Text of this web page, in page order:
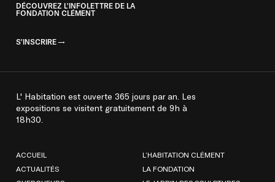
DÉCOUVREZ L'INFOLETTRE DE LA
FONDATION CLÉMENT
S'INSCRIRE
L' Habitation est ouverte 365 jours par an. Les
expositions se visitent gratuitement de 9h à
18h30.
ACCUEIL
ACTUALITÉS
L’HABITATION CLÉMENT
LA FONDATION